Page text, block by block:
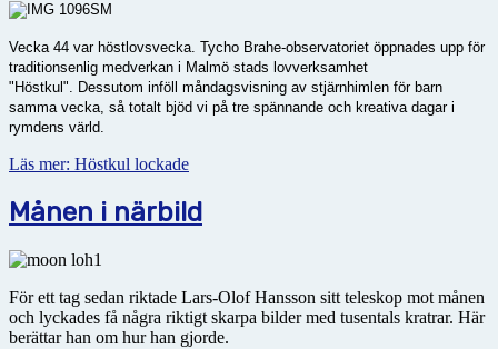
Vecka 44 var höstlovsvecka. Tycho Brahe-observatoriet öppnades upp för
traditionsenlig medverkan i Malmö stads lovverksamhet
"Höstkul". Dessutom inföll måndagsvisning av stjärnhimlen för barn
samma vecka, så totalt bjöd vi på tre spännande och kreativa dagar i
rymdens värld.
Läs mer: Höstkul lockade
Månen i närbild
För ett tag sedan riktade Lars-Olof Hansson sitt teleskop mot månen
och lyckades få några riktigt skarpa bilder med tusentals kratrar. Här
berättar han om hur han gjorde.